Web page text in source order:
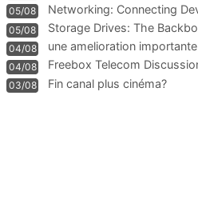
05/08
Networking: Connecting
Information
05/08
Storage Drives: The
Management
04/08
une amelioration
WIFI
04/08
Freebox Telecom
Communi
03/08 Fin canal plus cinéma?